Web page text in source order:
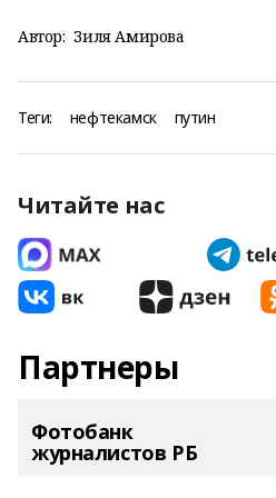
Автор: Зиля Амирова
Теги: нефтекамск путин
Читайте нас
Партнеры
Фотобанк
журналистов РБ